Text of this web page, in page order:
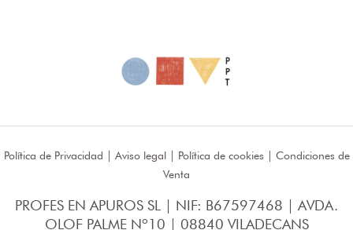
Política de Privacidad | Aviso legal| Política de cookies | Condiciones de
Venta
PROFES EN APUROS SL | NIF: B67597468 | AVDA.
OLOF PALME Nº10 | 08840 VILADECANS